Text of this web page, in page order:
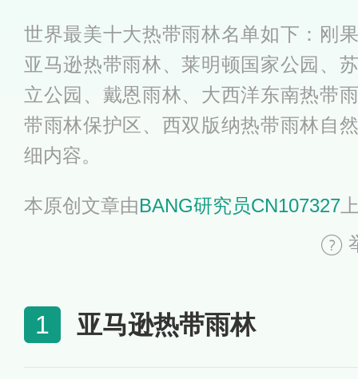
世界最美十大热带雨林名单如下：刚
亚马逊热带雨林、莱明顿国家公园、
立公园、戴恩雨林、大西洋东南热带
带雨林保护区、西双版纳热带雨林自
细内容。
本原创文章由BANG研究员CN107327
1 亚马逊热带雨林